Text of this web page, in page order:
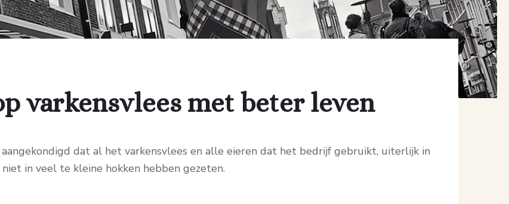
varkensvlees met beter leven
dat al het varkensvlees en alle eieren dat het bedrijf gebruikt, uiterlijk in
in veel te kleine hokken hebben gezeten.